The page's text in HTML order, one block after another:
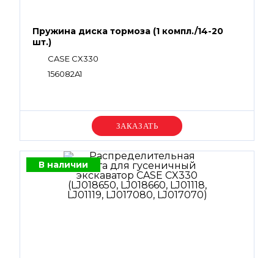
Пружина диска тормоза (1 компл./14-20
шт.)
CASE CX330
156082A1
Уточняйте цену
В наличии